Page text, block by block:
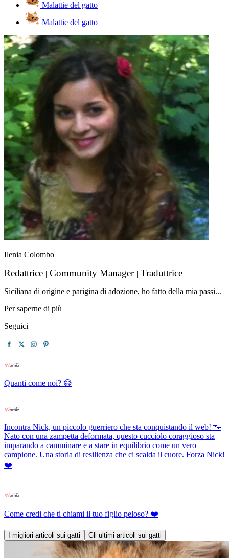
Malattie del gatto
Malattie del gatto
Ilenia Colombo
Redattrice | Community Manager | Traduttrice
Siciliana di origine e parigina di adozione, ho fatto della mia passi...
Per saperne di più
Seguici
Quanti come noi? 😅
Incontra Nick, un piccolo guerriero che sta conquistando il web! 🐾
Nato con una zampetta deformata, questo cucciolo coraggioso sta
imparando a camminare e a stare in equilibrio come un vero
campione. Una storia di resilienza che ci scalda il cuore. Forza Nick!
❤️
Come credi che ti chiami il tuo figlio peloso? ❤️
I migliori articoli sui gatti Gli ultimi articoli sui gatti